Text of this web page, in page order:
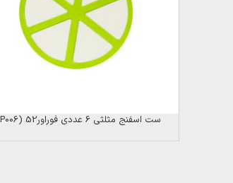
ست اسفنج مثلثی 6 عددی فوراور52 (SP006)